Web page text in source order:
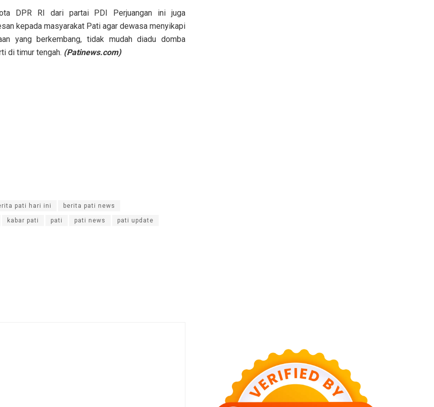
DPR RI dari partai PDI Perjuangan ini juga
kepada masyarakat Pati agar dewasa menyikapi
yang berkembang, tidak mudah diadu domba
di timur tengah. (Patinews.com)
pati hari ini berita pati news
kabar pati pati pati news pati update